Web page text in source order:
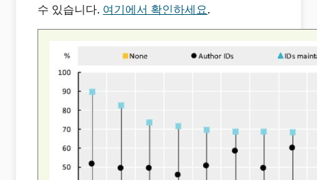
수 있습니다. 여기에서 확인하세요.